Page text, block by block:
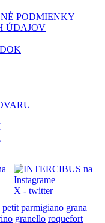
PODMIENKY
ÚDAJOV
X - twitter
petit parmigiano grana
granello roquefort